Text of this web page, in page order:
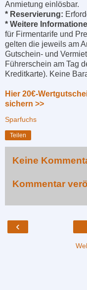
Anmietung einlösbar.
* Reservierung:
* Weitere
für Firmentarife und
gelten die jeweils am
Gutschein- und
Führerschein am Tag
Kreditkarte). Keine
Hier 20€-
sichern >>
Sparfuchs
Teilen
Keine
Kommentar
‹